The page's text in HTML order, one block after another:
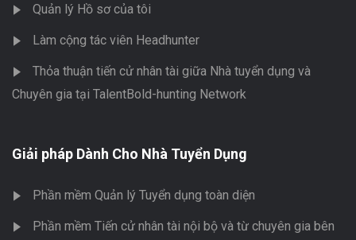
Quản lý Hồ sơ của tôi
Làm cộng tác viên Headhunter
Thỏa thuận tiến cử nhân tài giữa Nhà tuyển dụng và
Chuyên gia tại TalentBold-hunting Network
Giải pháp Dành Cho Nhà Tuyển Dụng
Phần mềm Quản lý Tuyển dụng toàn diện
Phần mềm Tiến cử nhân tài nội bộ và từ chuyên gia bên